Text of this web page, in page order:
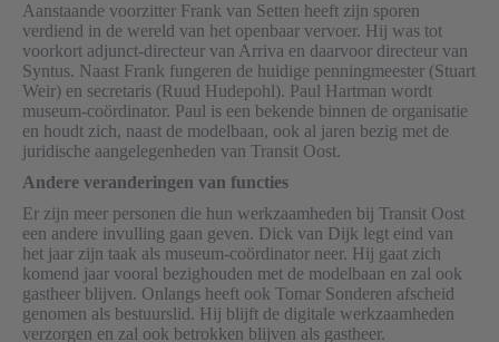
Aanstaande voorzitter Frank van Setten heeft zijn sporen
verdiend in de wereld van het openbaar vervoer. Hij was tot
voorkort adjunct-directeur van Arriva en daarvoor directeur van
Syntus. Naast Frank fungeren de huidige penningmeester (Stuart
Weir) en secretaris (Ruud Hudepohl). Paul Hartman wordt
museum-coördinator. Paul is een bekende binnen de organisatie
en houdt zich, naast de modelbaan, ook al jaren bezig met de
juridische aangelegenheden van Transit Oost.
Andere veranderingen van functies
Er zijn meer personen die hun werkzaamheden bij Transit Oost
een andere invulling gaan geven. Dick van Dijk legt eind van
het jaar zijn taak als museum-coördinator neer. Hij gaat zich
komend jaar vooral bezighouden met de modelbaan en zal ook
gastheer blijven. Onlangs heeft ook Tomar Sonderen afscheid
genomen als bestuurslid. Hij blijft de digitale werkzaamheden
verzorgen en zal ook betrokken blijven als gastheer.